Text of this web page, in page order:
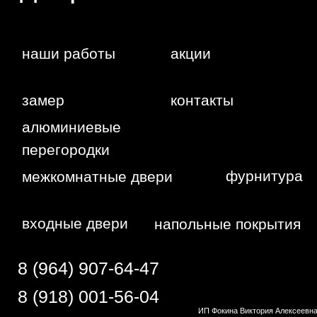
конфиденциальности
Сайт сделан студией
"Рыба под